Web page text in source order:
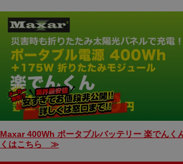
Maxar 400Wh ポータブルバッテリー 楽でんく
くはこちら ≫